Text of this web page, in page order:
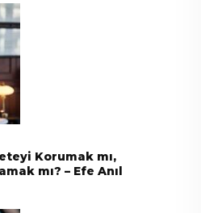
Korumak mı,
mı? – Efe Anıl